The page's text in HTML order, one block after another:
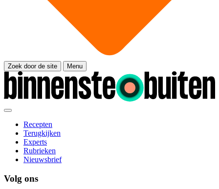
Zoek door de site Menu
Recepten
Terugkijken
Experts
Rubrieken
Nieuwsbrief
Volg ons